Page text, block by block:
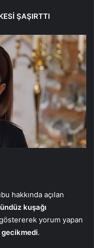
ŞAŞIRTTI
hakkında açılan
kuşağı
yorum yapan
.